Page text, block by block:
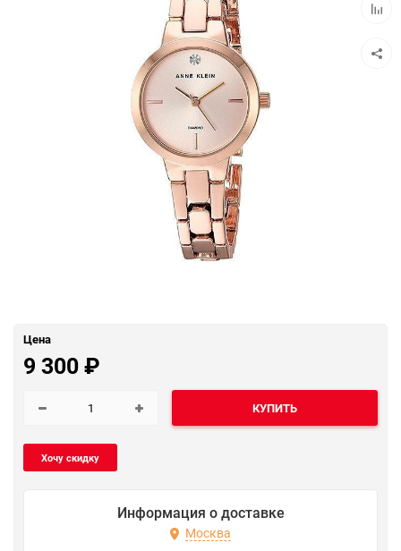
Цена
9 300₽
КУПИТЬ
Информация о доставке
Москва